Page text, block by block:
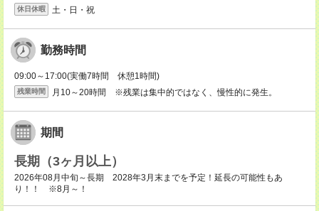
休日休暇 土・日・祝
勤務時間
09:00～17:00(実働7時間 休憩1時間)
残業時間 月10～20時間 ※残業は集中的ではなく、慢性的に発生。
期間
長期（3ヶ月以上）
2026年08月中旬～長期 2028年3月末までを予定！延長の可能性もあ
り！！ ※8月～！